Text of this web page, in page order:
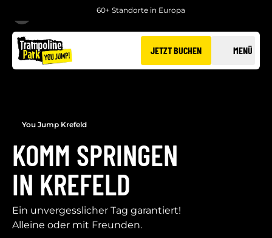
60+ Standorte in Europa
JETZT BUCHEN MENÜ
You Jump Krefeld
KOMM SPRINGEN
IN KREFELD
Ein unvergesslicher Tag garantiert!
Alleine oder mit Freunden.